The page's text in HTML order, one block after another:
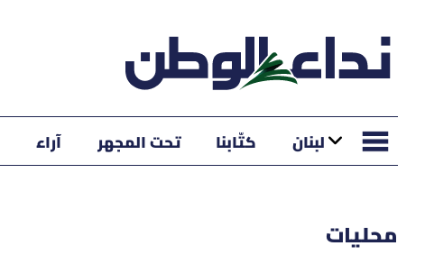
لبنان كتّابنا تحت المجهر آراء
محليات